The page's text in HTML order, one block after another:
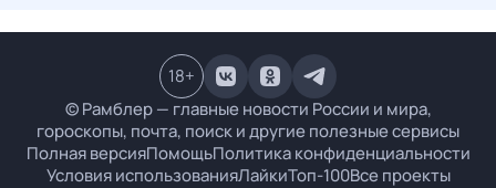
© Рамблер — главные новости России и мира,
гороскопы, почта, поиск и другие полезные сервисы
Полная версияПомощьПолитика конфиденциальности
Условия использованияЛайкиТоп-100Все проекты
18+